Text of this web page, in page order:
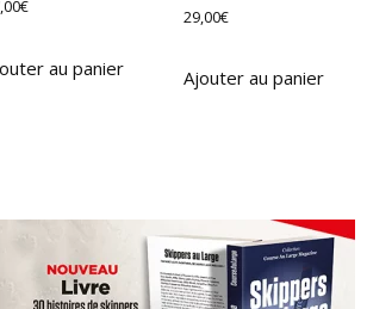
€
au panier
29,00€
Ajouter au panier